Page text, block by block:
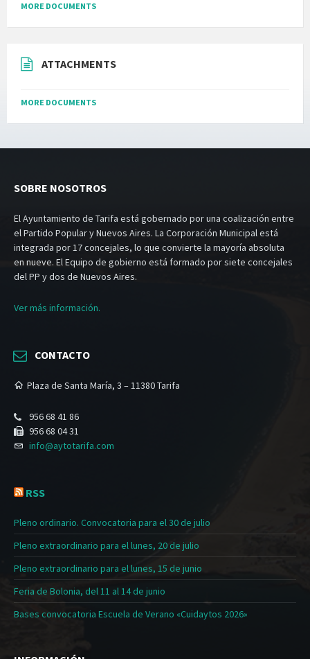
MORE DOCUMENTS
ATTACHMENTS
MORE DOCUMENTS
SOBRE NOSOTROS
El Ayuntamiento de Tarifa está gobernado por una coalización entre
el Partido Popular y Nuevos Aires. La Corporación Municipal está
integrada por 17 concejales, lo que convierte la mayoría absoluta
en nueve. El Equipo de gobierno está formado por siete concejales
del PP y dos de Nuevos Aires.
Ver más información.
CONTACTO
Plaza de Santa María, 3 – 11380 Tarifa
956 68 41 86
956 68 04 31
info@aytotarifa.com
RSS
Pleno ordinario. Convocatoria para el 30 de julio
Pleno extraordinario para el lunes, 20 de julio
Pleno extraordinario para el lunes, 15 de junio
Feria de Bolonia, del 11 al 14 de junio
Bases convocatoria Escuela de Verano «Cuidaytos 2026»